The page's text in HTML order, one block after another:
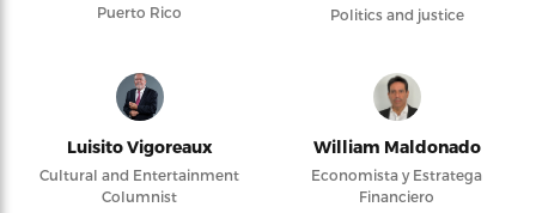
Puerto Rico
Politics and justice
Luisito Vigoreaux
Cultural and Entertainment
Columnist
William Maldonado
Economista y Estratega
Financiero